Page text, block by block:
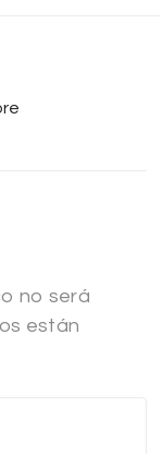
no será
están